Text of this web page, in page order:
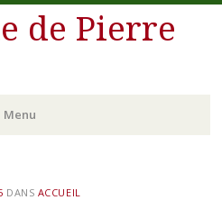
de Pierre
Menu
DANS ACCUEIL